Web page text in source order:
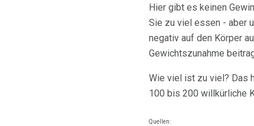
Hier gibt es keinen
Sie zu viel essen - aber
negativ auf den Körper
Gewichtszunahme
Wie viel ist zu viel? Das
100 bis 200 willkürliche
Quellen: